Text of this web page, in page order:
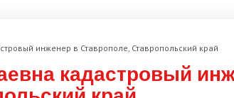
инженер в Ставрополе, Ставропольский край
кадастровый